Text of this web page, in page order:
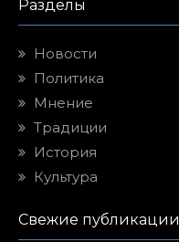
Разделы
Новости
Политика
Мнение
Традиции
История
Культура
Свежие публикации